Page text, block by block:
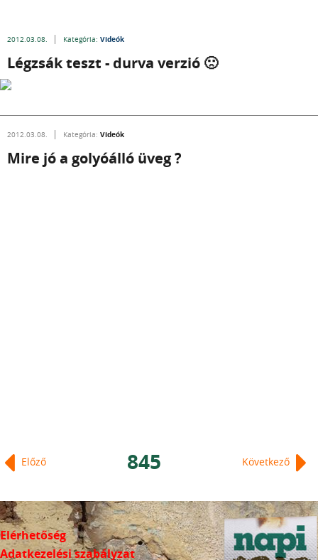
2012.03.08. Kategória: Videók
Légzsák teszt - durva verzió 🙁
2012.03.08. Kategória: Videók
Mire jó a golyóálló üveg ?
Előző Következő
845
Elérhetőség
Adatkezelési szabályzat